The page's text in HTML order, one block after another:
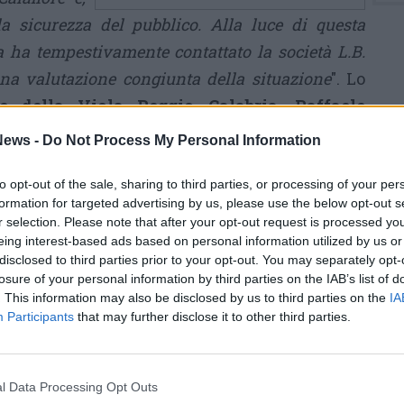
- Do Not Process My Personal Information
opt-out of the sale, sharing to third parties, or processing of your
for targeted advertising by us, please use the below opt-out
selection. Please note that after your opt-out request is processed
interest-based ads based on personal information utilized by us
to third parties prior to your opt-out. You may separately
of your personal information by third parties on the IAB’s list of
This information may also be disclosed by us to third parties on the
Participants that may further disclose it to other third parties.
Data Processing Opt Outs
sicurezza del pubblico. Alla luce di questa
tempestivamente contattato la società L.B.
valutazione congiunta della situazione". Lo
della Viola Reggio Calabria, Raffaele
condiviso l'opportunità del rinvio della gara,
il recupero della partita martedì 10 gennaio
condivisa e formalizzata dalla FIP", prosegue
aggiunge: "Rivolgo la mia gratitudine anche
e la tempestività del suo intervento,
orari di attività degli uffici, che ha consentito
favorendo l'attività organizzativa e
un sentito grazie ai Legnano Knights, la
per il buon senso e la disponibilità al